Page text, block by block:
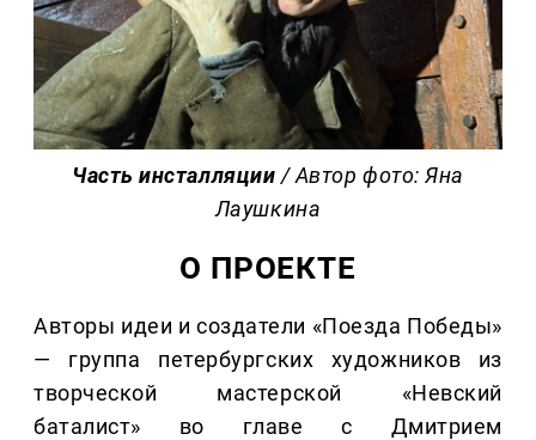
Часть инсталляции / Автор фото: Яна
Лаушкина
О ПРОЕКТЕ
Авторы идеи и создатели «Поезда Победы»
— группа петербургских художников из
творческой мастерской «Невский
баталист» во главе с Дмитрием